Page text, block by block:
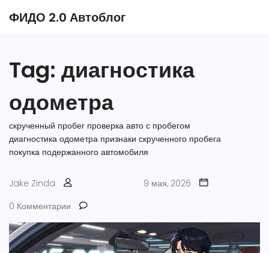
ФИДО 2.0 Автоблог
Tag: диагностика
одометра
скрученный пробег проверка авто с пробегом
диагностика одометра признаки скрученного пробега
покупка подержанного автомобиля
Jake Zinda
9 мая, 2026
0 Комментарии